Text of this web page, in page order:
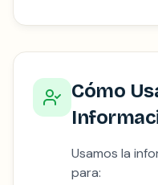
Cómo
Usamos la
para: